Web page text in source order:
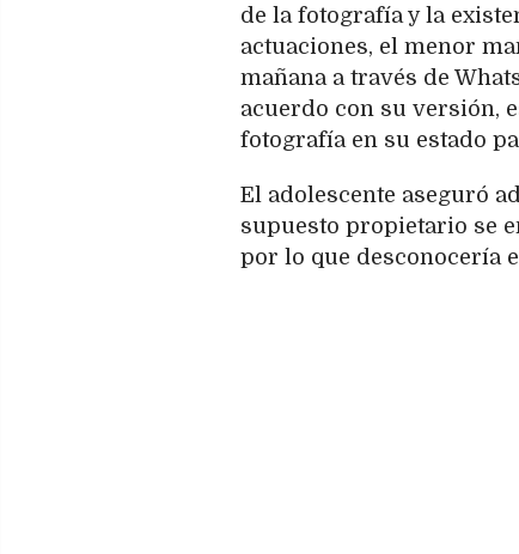
de la fotografía y la
actuaciones, el menor
mañana a través de
acuerdo con su versión,
fotografía en su estado
El adolescente aseguró
supuesto propietario se
por lo que desconocería